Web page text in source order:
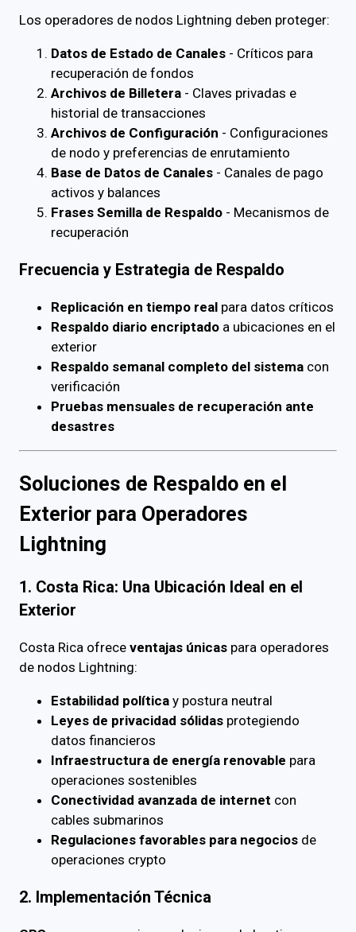
Los operadores de nodos Lightning deben proteger:
Datos de Estado de Canales - Críticos para
recuperación de fondos
Archivos de Billetera - Claves privadas e
historial de transacciones
Archivos de Configuración - Configuraciones
de nodo y preferencias de enrutamiento
Base de Datos de Canales - Canales de pago
activos y balances
Frases Semilla de Respaldo - Mecanismos de
recuperación
Frecuencia y Estrategia de Respaldo
Replicación en tiempo real para datos críticos
Respaldo diario encriptado a ubicaciones en el
exterior
Respaldo semanal completo del sistema con
verificación
Pruebas mensuales de recuperación ante
desastres
Soluciones de Respaldo en el
Exterior para Operadores
Lightning
1. Costa Rica: Una Ubicación Ideal en el
Exterior
Costa Rica ofrece ventajas únicas para operadores
de nodos Lightning:
Estabilidad política y postura neutral
Leyes de privacidad sólidas protegiendo
datos financieros
Infraestructura de energía renovable para
operaciones sostenibles
Conectividad avanzada de internet con
cables submarinos
Regulaciones favorables para negocios de
operaciones crypto
2. Implementación Técnica